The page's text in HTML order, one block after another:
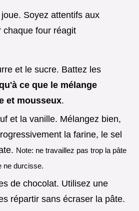
Soyez attentifs aux
chaque four réagit
et le sucre. Battez les
ce que le mélange
et mousseux.
et la vanille. Mélangez bien,
la farine, le sel
Note: ne travaillez pas trop la pâte
ne durcisse.
de chocolat. Utilisez une
répartir sans écraser la pâte.